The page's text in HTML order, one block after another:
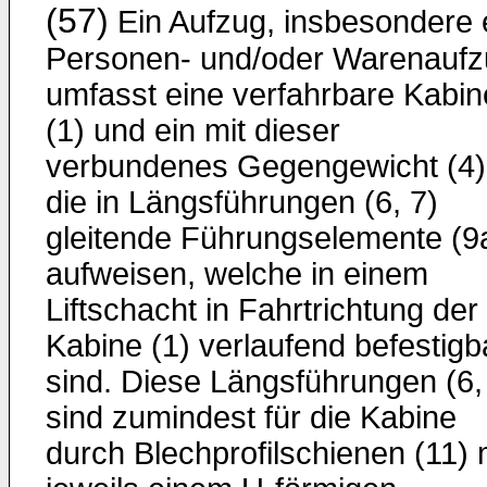
(57) Ein Aufzug, insbesondere
Personen- und/oder
umfasst eine verfahrbare
(1) und ein mit dieser
verbundenes Gegengewicht
die in Längsführungen (6, 7)
gleitende Führungselemente
aufweisen, welche in einem
Liftschacht in Fahrtrichtung der
Kabine (1) verlaufend
sind. Diese Längsführungen
sind zumindest für die Kabine
durch Blechprofilschienen (11)